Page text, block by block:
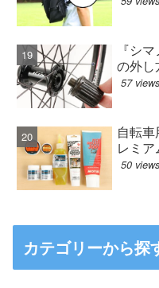
『シ
の外
57 views
自転
レミ
50 views
カテゴリーから探